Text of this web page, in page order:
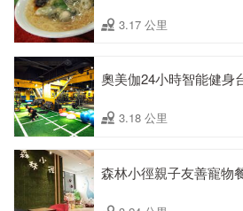
3.17 公里
奧美伽24小時智能健身
3.18 公里
森林小徑親子友善寵物